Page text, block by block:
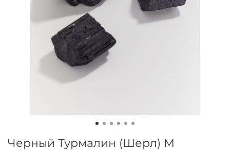
Черный Турмалин (Шерл) M